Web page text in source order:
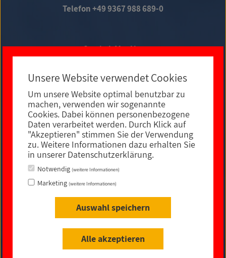
Telefon +49 9367 988 689-0
Social Media
E-MAIL KONTAKT
© 2021
Unsere Website verwendet Cookies
Um unsere Website optimal benutzbar zu
machen, verwenden wir sogenannte
Cookies. Dabei können personenbezogene
Daten verarbeitet werden. Durch Klick auf
"Akzeptieren" stimmen Sie der Verwendung
zu. Weitere Informationen dazu erhalten Sie
in unserer Datenschutzerklärung.
Notwendig (weitere Informationen)
Marketing (weitere Informationen)
Auswahl speichern
Alle akzeptieren